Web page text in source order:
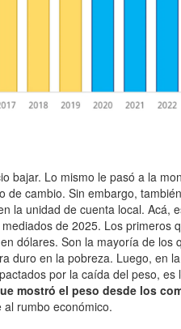
bajar. Lo mismo le pasó a la
de cambio. Sin embargo,
la unidad de cuenta local. Acá,
de 2025. Los primeros
dólares. Son la mayoría de los
duro en la pobreza. Luego, en
por la caída del peso, es
mostró el peso desde los
rumbo económico.